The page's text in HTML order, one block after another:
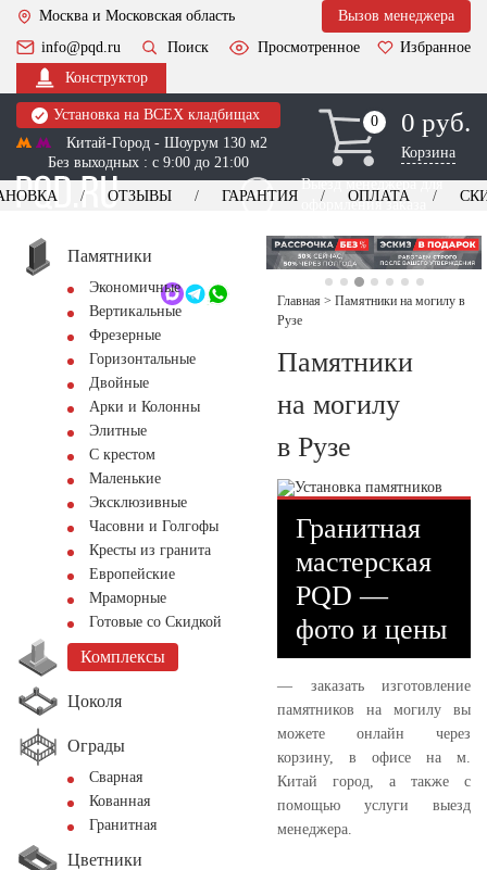
Москва и Московская область
Вызов менеджера
info@pqd.ru
Поиск Просмотренное
Избранное
Конструктор
Установка на ВСЕХ кладбищах
Китай-Город - Шоурум 130 м2
Без выходных : с 9:00 до 21:00
0
0 0 руб.
Корзина
Выезд менеджера для
оформления заказа
+7 (495) 518-44-23
Обратный звонок
ОТЗЫВЫ ГАРАНТИЯ ОПЛАТА
Памятники
Экономичные
Вертикальные
Фрезерные
Горизонтальные
Двойные
Арки и Колонны
Элитные
С крестом
Маленькие
Эксклюзивные
Часовни и Голгофы
Кресты из гранита
Европейские
Мраморные
Готовые со Скидкой
Комплексы
Цоколя
Ограды
Сварная
Кованная
Гранитная
Цветники
Главная > Памятники на могилу в
Рузе
Памятники
на могилу
в Рузе
Гранитная
мастерская
PQD —
фото и цены
— заказать изготовление
памятников на могилу вы
можете онлайн через
корзину, в офисе на м.
Китай город, а также с
помощью услуги выезд
менеджера.